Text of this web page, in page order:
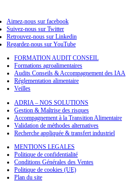
Aimez-nous sur facebook
Suivez-nous sur Twitter
Retrouvez-nous sur Linkedin
Regardez-nous sur YouTube
FORMATION AUDIT CONSEIL
Formations agroalimentaires
Audits Conseils & Accompagnement des IAA
Réglementation alimentaire
Veilles
ADRIA – NOS SOLUTIONS
Gestion & Maîtrise des risques
Accompagnement à la Transition Alimentaire
Validation de méthodes alternatives
Recherche appliquée & transfert industriel
MENTIONS LEGALES
Politique de confidentialité
Conditions Générales des Ventes
Politique de cookies (UE)
Plan du site